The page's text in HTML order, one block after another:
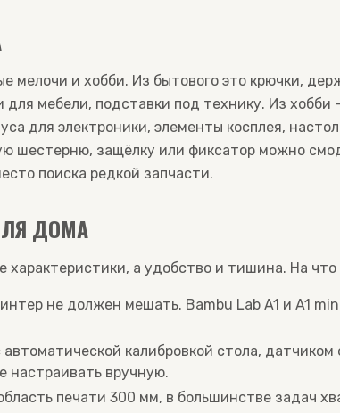
мелочи и хобби. Из бытового это крючки,
для мебели, подставки под технику. Из хобби
для электроники, элементы косплея,
шестерню, защёлку или фиксатор можно
поиска редкой запчасти.
ДОМА
а удобство и тишина. На что
не должен мешать. Bambu Lab A1 и A1
калибровкой стола,
настраивать вручную.
печати 300 мм, в большинстве задач